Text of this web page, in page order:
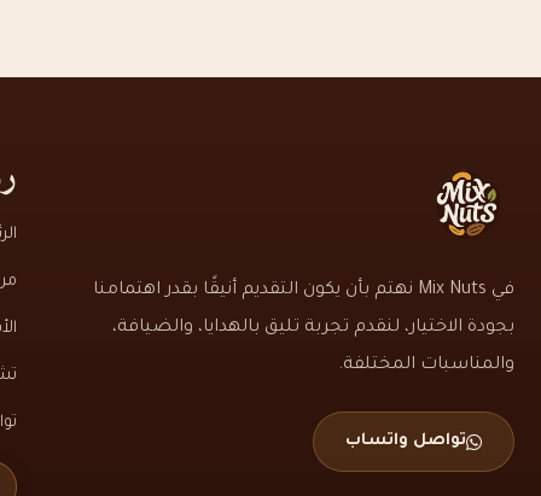
في Mix Nuts نهتم بأن يكون التقديم أنيقًا بقدر اهتمامنا
بجودة الاختيار، لنقدم تجربة تليق بالهدايا، والضيافة،
والمناسبات المختلفة.
تواصل واتساب